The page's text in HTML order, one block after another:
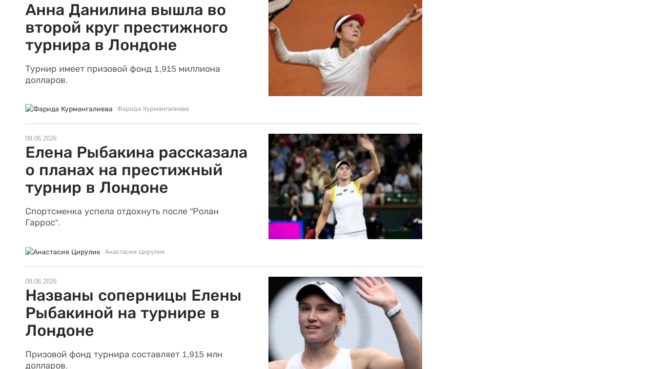
Анна Данилина вышла во
второй круг престижного
турнира в Лондоне
Турнир имеет призовой фонд 1,915 миллиона
долларов.
Фарида Курмангалиева
09.06.2026
Елена Рыбакина рассказала
о планах на престижный
турнир в Лондоне
Спортсменка успела отдохнуть после "Ролан
Гаррос”.
Анастасия Цирулик
08.06.2026
Названы соперницы Елены
Рыбакиной на турнире в
Лондоне
Призовой фонд турнира составляет 1,915 млн
долларов.